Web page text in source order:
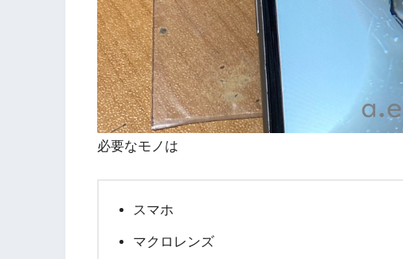
必要なモノは
スマホ
マクロレンズ